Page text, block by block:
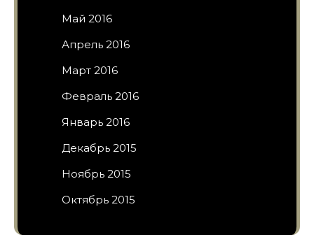
Май 2016
Апрель 2016
Март 2016
Февраль 2016
Январь 2016
Декабрь 2015
Ноябрь 2015
Октябрь 2015